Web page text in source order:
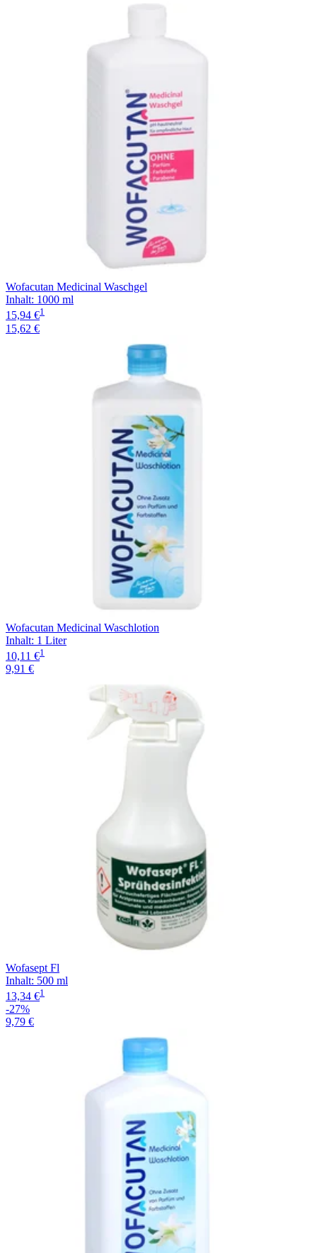
Wofacutan Medicinal Waschgel
Inhalt: 1000 ml
15,94 €1
15,62 €
Wofacutan Medicinal Waschlotion
Inhalt: 1 Liter
10,11 €1
9,91 €
Wofasept Fl
Inhalt: 500 ml
13,34 €1
-27%
9,79 €